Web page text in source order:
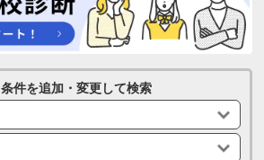
条件を追加・変更して検索